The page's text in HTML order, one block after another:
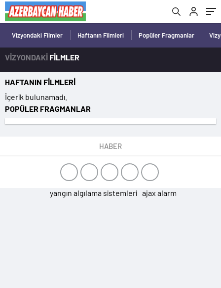
Vizyondaki Filmler Haftanın Filmleri Popüler Fragmanlar
VİZYONDAKİ FİLMLER
HAFTANIN FİLMLERİ
İçerik bulunamadı.
POPÜLER FRAGMANLAR
HABER
yangın algılama sistemleri ajax alarm